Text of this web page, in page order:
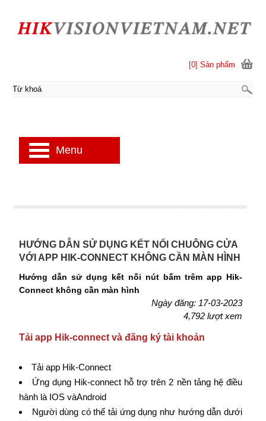
HƯỚNG DẪN SỬ DỤNG KẾT NỐI CHUÔNG CỬA
VỚI APP HIK-CONNECT KHÔNG CẦN MÀN HÌNH
Hướng dẫn sử dụng kết nối nút bấm trêm app Hik-
Connect không cần màn hình
Ngày đăng: 17-03-2023
4,792 lượt xem
Tải app Hik-connect và đăng ký tài khoản
Tải app Hik-Connect
Ứng dụng Hik-connect hỗ trợ trên 2 nền tảng hệ điều
hành là IOS vàAndroid
Người dùng có thể tải ứng dụng như hướng dẫn dưới
[0] Sản phẩm
Menu